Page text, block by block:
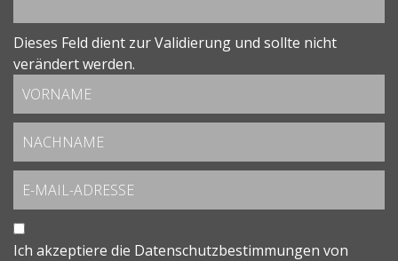
Dieses Feld dient zur Validierung und sollte nicht
verändert werden.
Ich akzeptiere die Datenschutzbestimmungen von